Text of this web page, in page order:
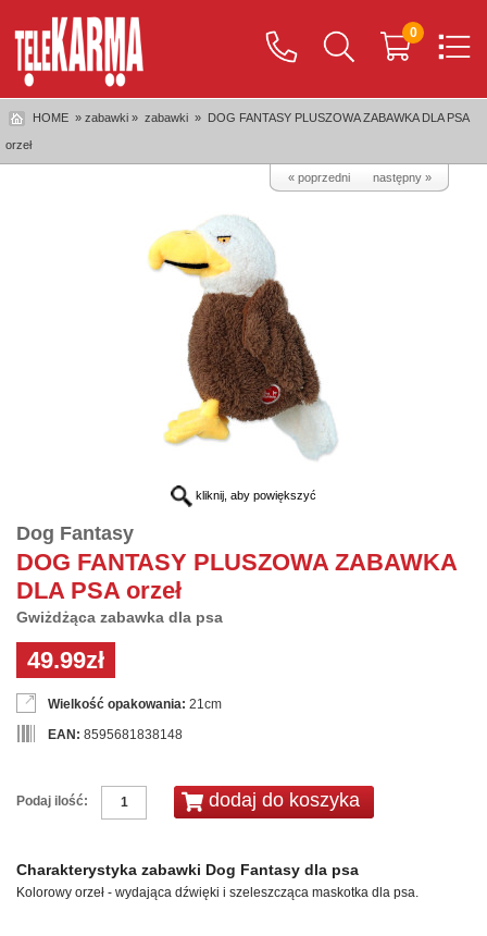
0
HOME » zabawki » zabawki » DOG FANTASY PLUSZOWA ZABAWKA DLA PSA
orzeł
« poprzedni następny »
kliknij, aby powiększyć
Dog Fantasy
DOG FANTASY PLUSZOWA ZABAWKA
DLA PSA orzeł
Gwiżdżąca zabawka dla psa
49.99zł
Wielkość opakowania: 21cm
EAN: 8595681838148
Podaj ilość:
Charakterystyka zabawki Dog Fantasy dla psa
Kolorowy orzeł - wydająca dźwięki i szeleszcząca maskotka dla psa.